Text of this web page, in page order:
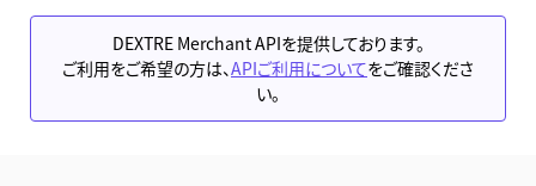
DEXTRE Merchant APIを提供しております。
ご利用をご希望の方は、APIご利用についてをご確認くださ
い。